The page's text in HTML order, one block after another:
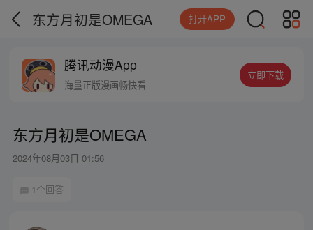
东方月初是OMEGA 打开APP
腾讯动漫App
海量正版漫画畅快看
立即下载
东方月初是OMEGA
2024年08月03日 01:56
1个回答